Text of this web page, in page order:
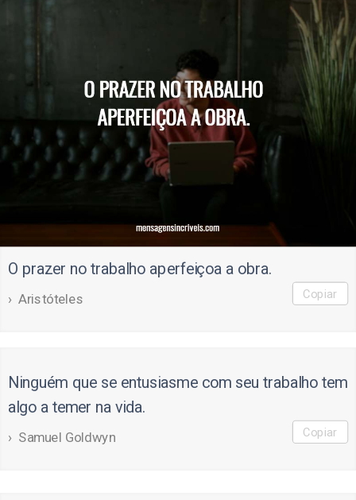
O prazer no trabalho aperfeiçoa a obra.
Aristóteles Copiar
Ninguém que se entusiasme com seu trabalho tem
algo a temer na vida.
Samuel Goldwyn Copiar